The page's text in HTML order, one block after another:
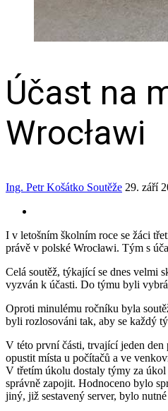
Účast na
Wrocławi
Ing. Petr Košátko Soutěže 29. září
I v letošním školním roce se žáci
právě v polské Wrocławi. Tým s
Celá soutěž, týkající se dnes velmi
vyzván k účasti. Do týmu byli
Oproti minulému ročníku byla
byli rozlosováni tak, aby se každý
V této první části, trvající jeden
opustit místa u počítačů a ve
V třetím úkolu dostaly týmy za úkol
správně zapojit. Hodnoceno bylo
jiný, již sestavený server, bylo